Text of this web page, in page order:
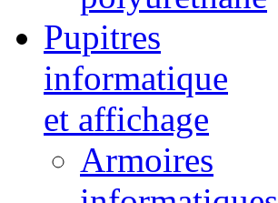
Pupitres
informatique
et affichage
Armoires